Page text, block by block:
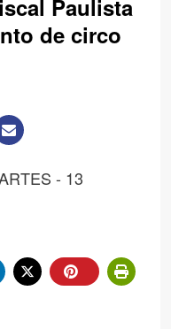
Paulista
de circo